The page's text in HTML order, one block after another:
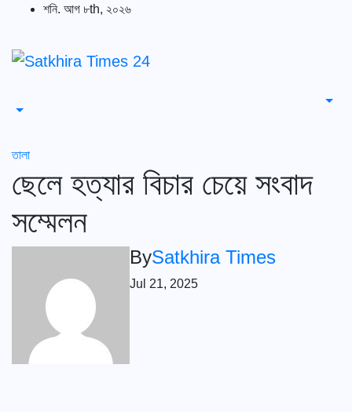
শনি. আগ ৮th, ২০২৬
তালা
ছেলে হত্যার বিচার চেয়ে সংবাদ
সম্মেলন
BySatkhira Times
Jul 21, 2025